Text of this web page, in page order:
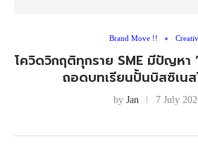
Brand Move !!
โควิดวิกฤติทุกราย SME มีปัญหา
ถอดบทเรียนปั้นบิสซิเนส
by Jan 7 July